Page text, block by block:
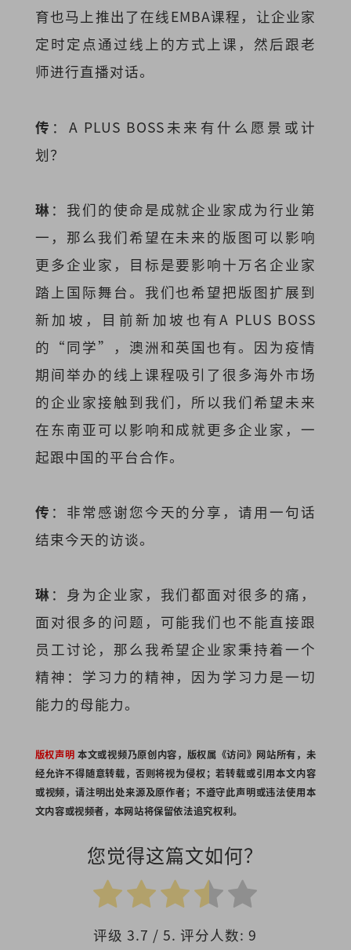
育也马上推出了在线EMBA课程，让企业家
定时定点通过线上的方式上课，然后跟老
师进行直播对话。
传 ：A PLUS BOSS未来有什么愿景或计
划？
琳 ：我们的使命是成就企业家成为行业第
一，那么我们希望在未来的版图可以影响
更多企业家，目标是要影响十万名企业家
踏上国际舞台。我们也希望把版图扩展到
新加坡，目前新加坡也有A PLUS BOSS
的“同学”，澳洲和英国也有。因为疫情
期间举办的线上课程吸引了很多海外市场
的企业家接触到我们，所以我们希望未来
在东南亚可以影响和成就更多企业家，一
起跟中国的平台合作。
传 ：非常感谢您今天的分享，请用一句话
结束今天的访谈。
琳 ：身为企业家，我们都面对很多的痛，
面对很多的问题，可能我们也不能直接跟
员工讨论，那么我希望企业家秉持着一个
精神：学习力的精神，因为学习力是一切
能力的母能力。
版权声明 本文或视频乃原创内容，版权属《访问》网站所有，未
经允许不得随意转载，否则将视为侵权；若转载或引用本文内容
或视频，请注明出处来源及原作者；不遵守此声明或违法使用本
文内容或视频者，本网站将保留依法追究权利。
您觉得这篇文如何？
评级3.7 / 5. 评分人数:9